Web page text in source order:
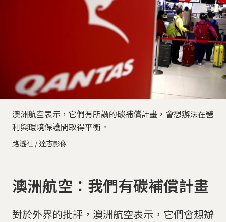
澳洲航空表示，它們有所謂的碳補償計畫，會想辦法在營
利與環境保護間取得平衡。
路透社 / 達志影像
澳洲航空：我們有碳補償計畫
對於外界的批評，澳洲航空表示，它們會想辦